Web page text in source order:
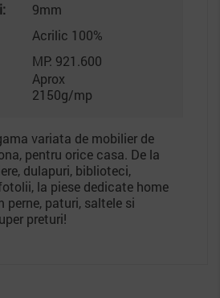
9mm
Acrilic 100%
MP: 921.600
Aprox
2150g/mp
variata de mobilier de
pentru orice casa. De la
dulapuri, biblioteci,
la piese dedicate home
perne, paturi, saltele si
preturi!